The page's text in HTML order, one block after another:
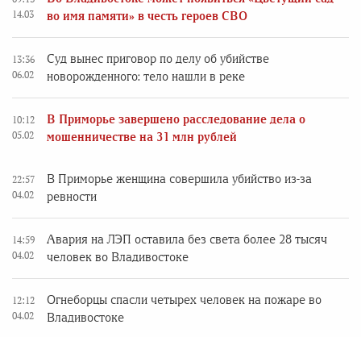
14.03
во имя памяти» в честь героев СВО
13:36
06.02
Суд вынес приговор по делу об убийстве
новорожденного: тело нашли в реке
10:12
05.02
В Приморье завершено расследование дела о
мошенничестве на 31 млн рублей
22:57
04.02
В Приморье женщина совершила убийство из-за
ревности
14:59
04.02
Авария на ЛЭП оставила без света более 28 тысяч
человек во Владивостоке
12:12
04.02
Огнеборцы спасли четырех человек на пожаре во
Владивостоке